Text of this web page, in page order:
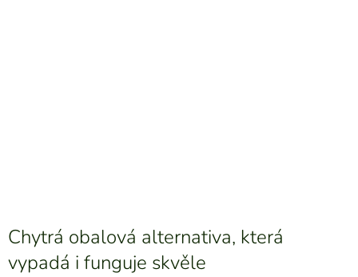
Chytrá obalová alternativa, která
vypadá i funguje skvěle